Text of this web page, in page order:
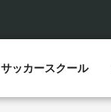
サッカースクール